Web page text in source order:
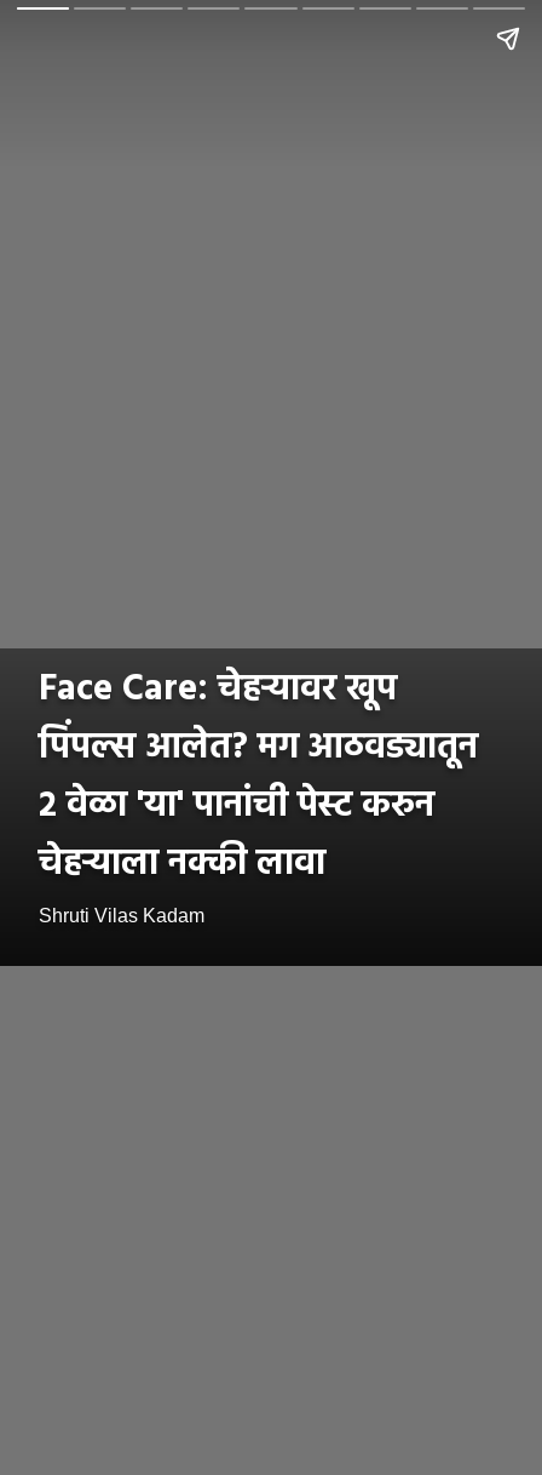
Face Care: चेहऱ्यावर खूप
पिंपल्स आलेत? मग आठवड्यातून
२ वेळा 'या' पानांची पेस्ट करुन
चेहऱ्याला नक्की लावा
Shruti Vilas Kadam